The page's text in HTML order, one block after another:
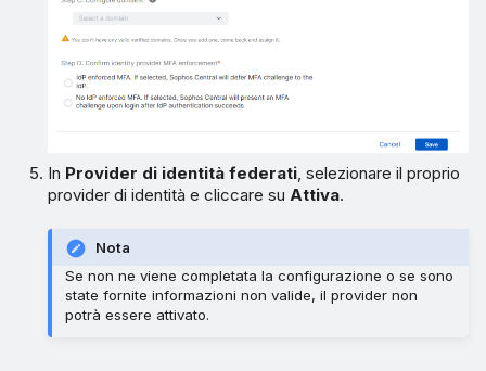
In Provider di identità federati, selezionare il proprio
provider di identità e cliccare suAttiva.
Nota
Se non ne viene completata la configurazione o se sono
state fornite informazioni non valide, il provider non
potrà essere attivato.